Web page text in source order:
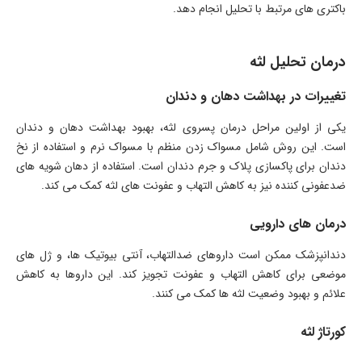
باکتری های مرتبط با تحلیل انجام دهد.
درمان تحلیل لثه
تغییرات در بهداشت دهان و دندان
یکی از اولین مراحل درمان پسروی لثه، بهبود بهداشت دهان و دندان
است. این روش شامل مسواک زدن منظم با مسواک نرم و استفاده از نخ
دندان برای پاکسازی پلاک و جرم دندان است. استفاده از دهان شویه های
ضدعفونی کننده نیز به کاهش التهاب و عفونت های لثه کمک می کند.
درمان های دارویی
دندانپزشک ممکن است داروهای ضدالتهاب، آنتی بیوتیک ها، و ژل های
موضعی برای کاهش التهاب و عفونت تجویز کند. این داروها به کاهش
علائم و بهبود وضعیت لثه ها کمک می کنند.
کورتاژ لثه